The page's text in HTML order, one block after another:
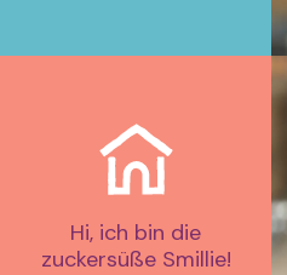
Hi, ich bin die
zuckersüße Smillie!